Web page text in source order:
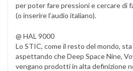
per poter fare pressioni e cercare di
(o inserire l’audio italiano).
@ HAL 9000
Lo STIC, come il resto del mondo,
aspettando che Deep Space Nine,
vengano prodotti in alta definizione